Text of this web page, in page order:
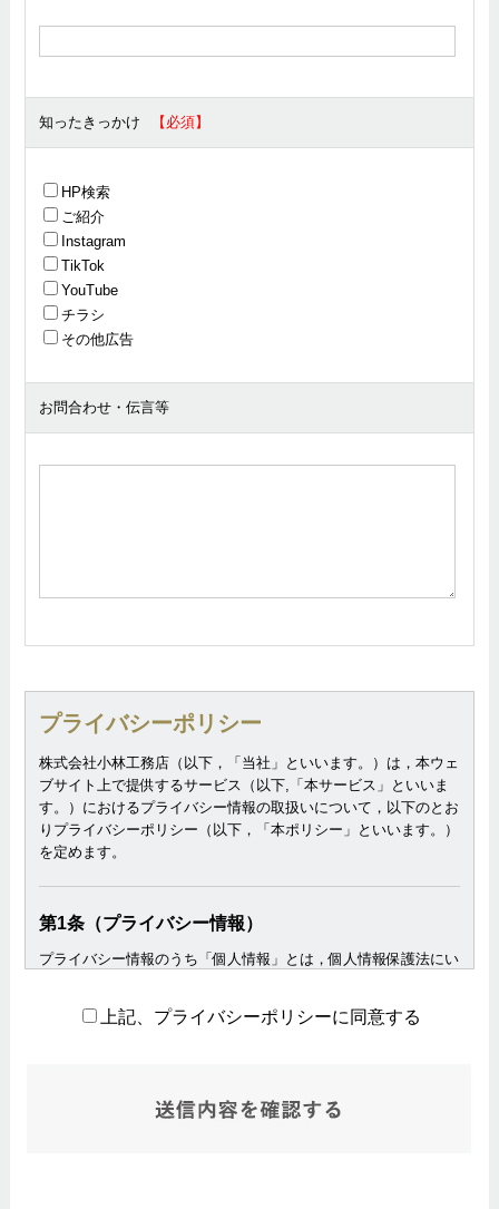
知ったきっかけ
HP検索
ご紹介
Instagram
TikTok
YouTube
チラシ
その他広告
お問合わせ・伝言等
プライバシーポリシー
株式会社小林工務店（以下，「当社」といいます。）は，本ウェ
ブサイト上で提供するサービス（以下,「本サービス」といいま
す。）におけるプライバシー情報の取扱いについて，以下のとお
りプライバシーポリシー（以下，「本ポリシー」といいます。）
を定めます。
第1条（プライバシー情報）
プライバシー情報のうち「個人情報」とは，個人情報保護法にい
って，当該情報に含まれる氏名，生年月日，住所，電話番号，連
絡先その他の記述等により特定の個人を識別できる情報を指しま
ビスやご購入いただいた商品，ご覧になったページや広告の履
上記、プライバシーポリシーに同意する